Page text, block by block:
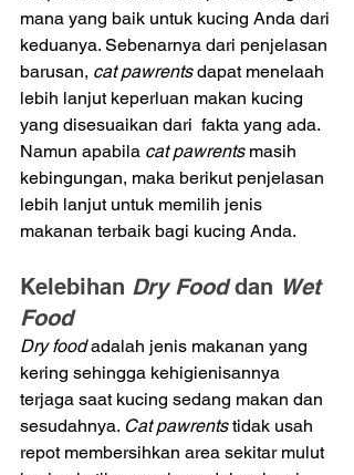
mana yang baik untuk kucing Anda dari
keduanya. Sebenarnya dari penjelasan
barusan, cat pawrents dapat menelaah
lebih lanjut keperluan makan kucing
yang disesuaikan dari  fakta yang ada.
Namun apabila cat pawrents masih
kebingungan, maka berikut penjelasan
lebih lanjut untuk memilih jenis
makanan terbaik bagi kucing Anda.
Kelebihan Dry Food dan Wet
Food
Dry food adalah jenis makanan yang
kering sehingga kehigienisannya
terjaga saat kucing sedang makan dan
sesudahnya. Cat pawrents tidak usah
repot membersihkan area sekitar mulut